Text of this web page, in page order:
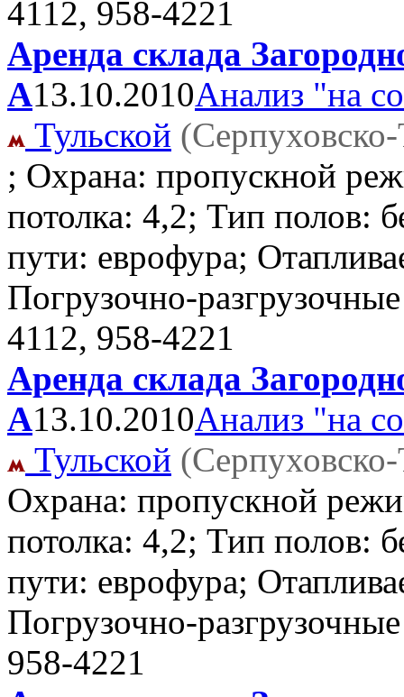
4112, 958-4221
Аренда склада
А13.10.2010Анализ "на
Тульской
; Охрана: пропускной
потолка: 4,2; Тип полов:
пути: еврофура;
Погрузочно-
4112, 958-4221
Аренда склада
А13.10.2010Анализ "на
Тульской
Охрана: пропускной
потолка: 4,2; Тип полов:
пути: еврофура;
Погрузочно-
958-4221